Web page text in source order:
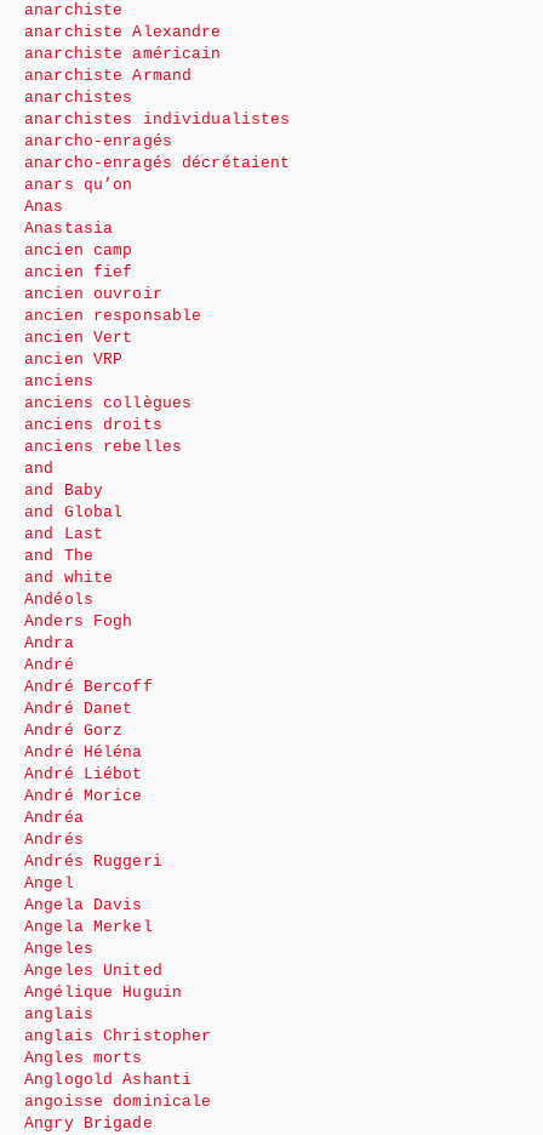
anarchiste
anarchiste Alexandre
anarchiste américain
anarchiste Armand
anarchistes
anarchistes individualistes
anarcho-enragés
anarcho-enragés décrétaient
anars qu’on
Anas
Anastasia
ancien camp
ancien fief
ancien ouvroir
ancien responsable
ancien Vert
ancien VRP
anciens
anciens collègues
anciens droits
anciens rebelles
and
and Baby
and Global
and Last
and The
and white
Andéols
Anders Fogh
Andra
André
André Bercoff
André Danet
André Gorz
André Héléna
André Liébot
André Morice
Andréa
Andrés
Andrés Ruggeri
Angel
Angela Davis
Angela Merkel
Angeles
Angeles United
Angélique Huguin
anglais
anglais Christopher
Angles morts
Anglogold Ashanti
angoisse dominicale
Angry Brigade